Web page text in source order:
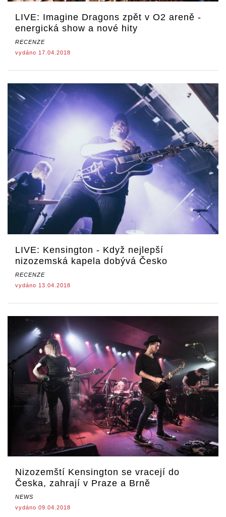
LIVE: Imagine Dragons zpět v O2 areně -
energická show a nové hity
RECENZE
vydáno 17.04.2018
LIVE: Kensington - Když nejlepší
nizozemská kapela dobývá Česko
RECENZE
vydáno 13.04.2018
Nizozemští Kensington se vracejí do
Česka, zahrají v Praze a Brně
NEWS
vydáno 09.04.2018